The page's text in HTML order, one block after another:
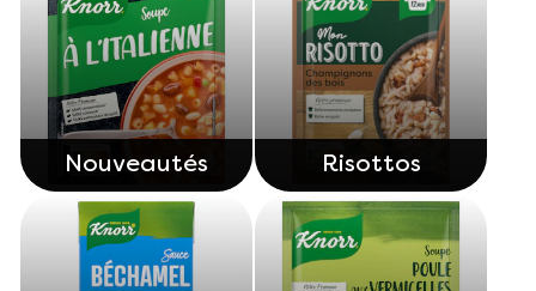
Nouveautés Risottos